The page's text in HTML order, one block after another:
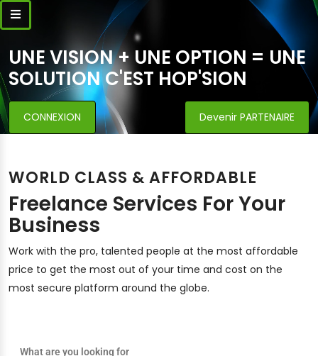
UNE VISION + UNE OPTION = UNE
SOLUTION C'EST HOP'SION
CONNEXION Devenir PARTENAIRE
WORLD CLASS & AFFORDABLE
Freelance Services For Your
Business
Work with the pro, talented people at the most affordable
price to get the most out of your time and cost on the
most secure platform around the globe.